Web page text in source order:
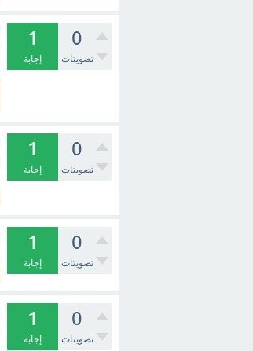
0
تصويتات
1
إجابة
0
تصويتات
1
إجابة
0
تصويتات
1
إجابة
0
تصويتات
1
إجابة